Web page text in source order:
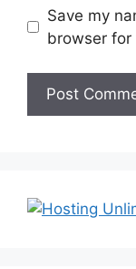
Save my
browser for